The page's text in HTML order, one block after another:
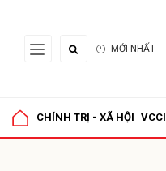
MỚI NHẤT
CHÍNH TRỊ - XÃ HỘI VCCI